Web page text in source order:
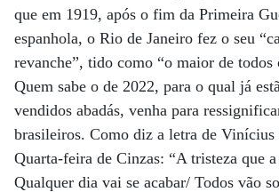
que em 1919, após o fim da Primeira
espanhola, o Rio de Janeiro fez o seu
revanche”, tido como “o maior de todos
Quem sabe o de 2022, para o qual já
vendidos abadás, venha para
brasileiros. Como diz a letra de Vinícius
Quarta-feira de Cinzas: “A tristeza que
Qualquer dia vai se acabar/ Todos vão